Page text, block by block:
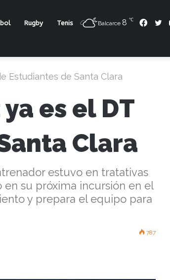
Rugby Tenis Balcarce 8 ℃
Estudiantes de Santa Clara
es el DT
Clara
estuvo en tratativas
su próxima incursión en el
y prepara el equipo para
787